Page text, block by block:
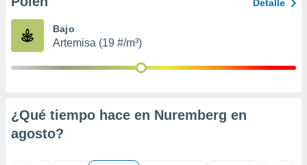
publicidad
Detalle
Bajo
Artemisa (19 #/m³)
¿Qué tiempo hace en Nuremberg en
agosto?